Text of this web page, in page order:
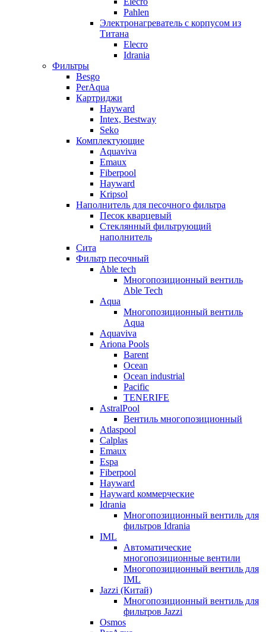
Pahlen
Электронагреватель с корпусом из
Титана
Elecro
Idrania
Фильтры
Besgo
PerAqua
Картриджи
Hayward
Intex, Bestway
Seko
Комплектующие
Aquaviva
Emaux
Fiberpool
Hayward
Kripsol
Наполнитель для песочного фильтра
Песок кварцевый
Стеклянный фильтрующий
наполнитель
Сита
Фильтр песочный
Able tech
Многопозиционный вентиль
Able Tech
Aqua
Многопозиционный вентиль
Aqua
Aquaviva
Ariona Pools
Barent
Ocean
Ocean industrial
Pacific
TENERIFE
AstralPool
Вентиль многопозиционный
Atlaspool
Calplas
Emaux
Espa
Fiberpool
Hayward
Hayward коммерческие
Idrania
Многопозиционный вентиль для
фильтров Idrania
IML
Автоматические
многопозиционные вентили
Многопозиционный вентиль для
IML
Jazzi (Китай)
Многопозиционный вентиль для
фильтров Jazzi
Osmos